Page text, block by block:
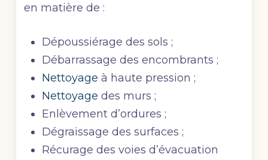
en matière de :
Dépoussiérage des sols ;
Débarrassage des encombrants ;
Nettoyage à haute pression ;
Nettoyage des murs ;
Enlèvement d’ordures ;
Dégraissage des surfaces ;
Récurage des voies d’évacuation